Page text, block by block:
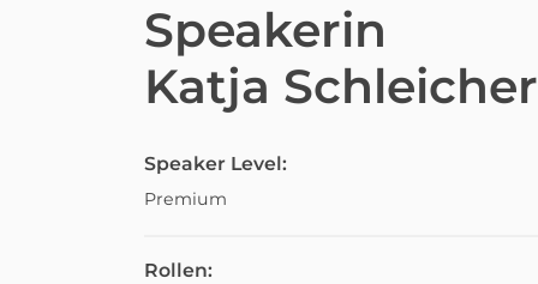
Speakerin
Katja Schleicher
Speaker Level:
Premium
Rollen: